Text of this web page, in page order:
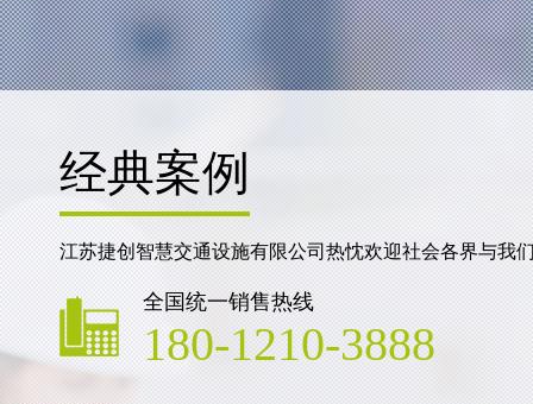
经典案例
江苏捷创智慧交通设施有限公司热忱欢迎社会各界与我
全国统一销售热线
180-1210-3888